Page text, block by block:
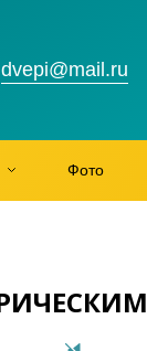
dvepi@mail.ru
Фото